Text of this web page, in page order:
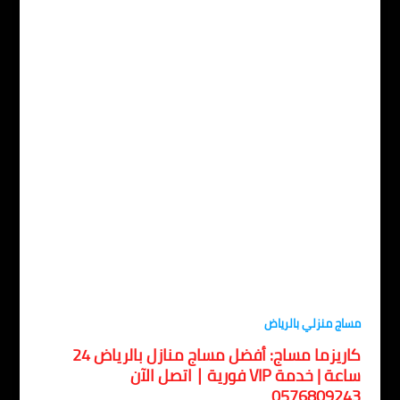
منزلي بالرياض
كاريزما مساج: أفضل مساج منازل بالرياض 24
ساعة | خدمة VIP فورية ∣ اتصل الآن